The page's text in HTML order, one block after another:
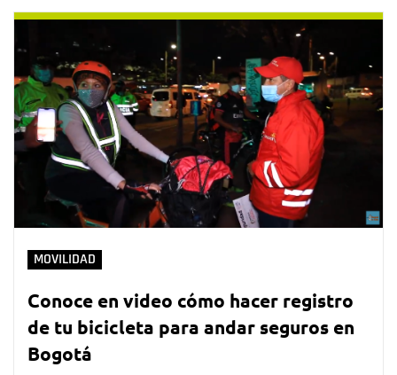
MOVILIDAD
Conoce en video cómo hacer registro
de tu bicicleta para andar seguros en
Bogotá